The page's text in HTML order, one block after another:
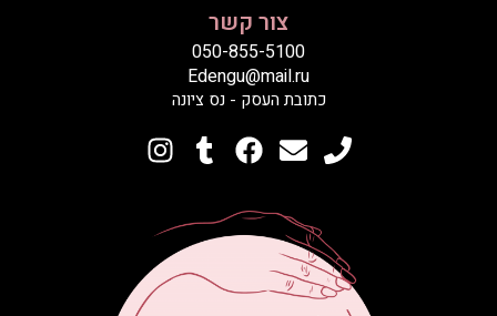
צור קשר
050-855-5100
Edengu@mail.ru
כתובת העסק - נס ציונה